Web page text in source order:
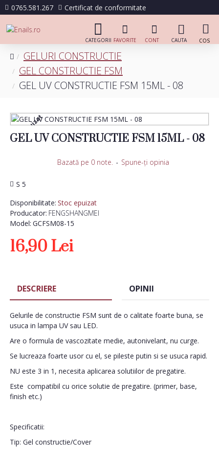
0765.581.267 Certificat de conformitate
GELURI CONSTRUCTIE
GEL CONSTRUCTIE FSM
GEL UV CONSTRUCTIE FSM 15ML - 08
Stoc epuizat
GEL UV CONSTRUCTIE FSM 15ML - 08
Disponibilitate: Stoc epuizat
Producator: FENGSHANGMEI
Model: GCFSM08-15
S 5
Bazată pe 0 note. - Spune-ţi opinia
16,90 Lei
DESCRIERE OPINII
Gelurile de constructie FSM sunt de o calitate foarte buna, se
usuca in lampa UV sau LED.
Are o formula de vascozitate medie, autonivelant, nu curge.
Se lucreaza foarte usor cu el, se pileste putin si se usuca rapid.
NU este 3 in 1, necesita aplicarea solutiilor de pregatire.
Este compatibil cu orice solutie de pregatire. (primer, base,
finish etc.)
Specificatii:
Tip: Gel constructie/Cover